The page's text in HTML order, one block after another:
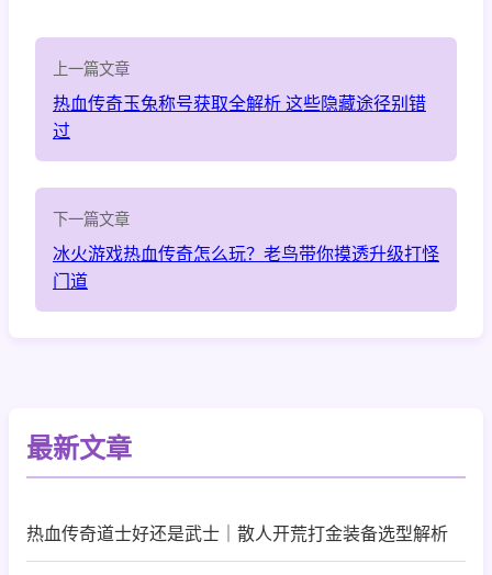
上一篇文章
热血传奇玉兔称号获取全解析 这些隐藏途径别错
过
下一篇文章
冰火游戏热血传奇怎么玩？老鸟带你摸透升级打怪
门道
最新文章
热血传奇道士好还是武士｜散人开荒打金装备选型解析